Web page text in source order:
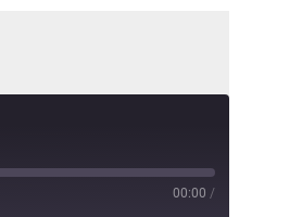
00:00 /